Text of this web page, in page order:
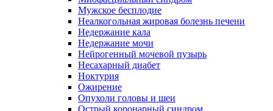
Мужское бесплодие
Неалкогольная жировая болезнь печени
Недержание кала
Недержание мочи
Нейрогенный мочевой пузырь
Несахарный диабет
Ноктурия
Ожирение
Опухоли головы и шеи
Острый коронарный синдром